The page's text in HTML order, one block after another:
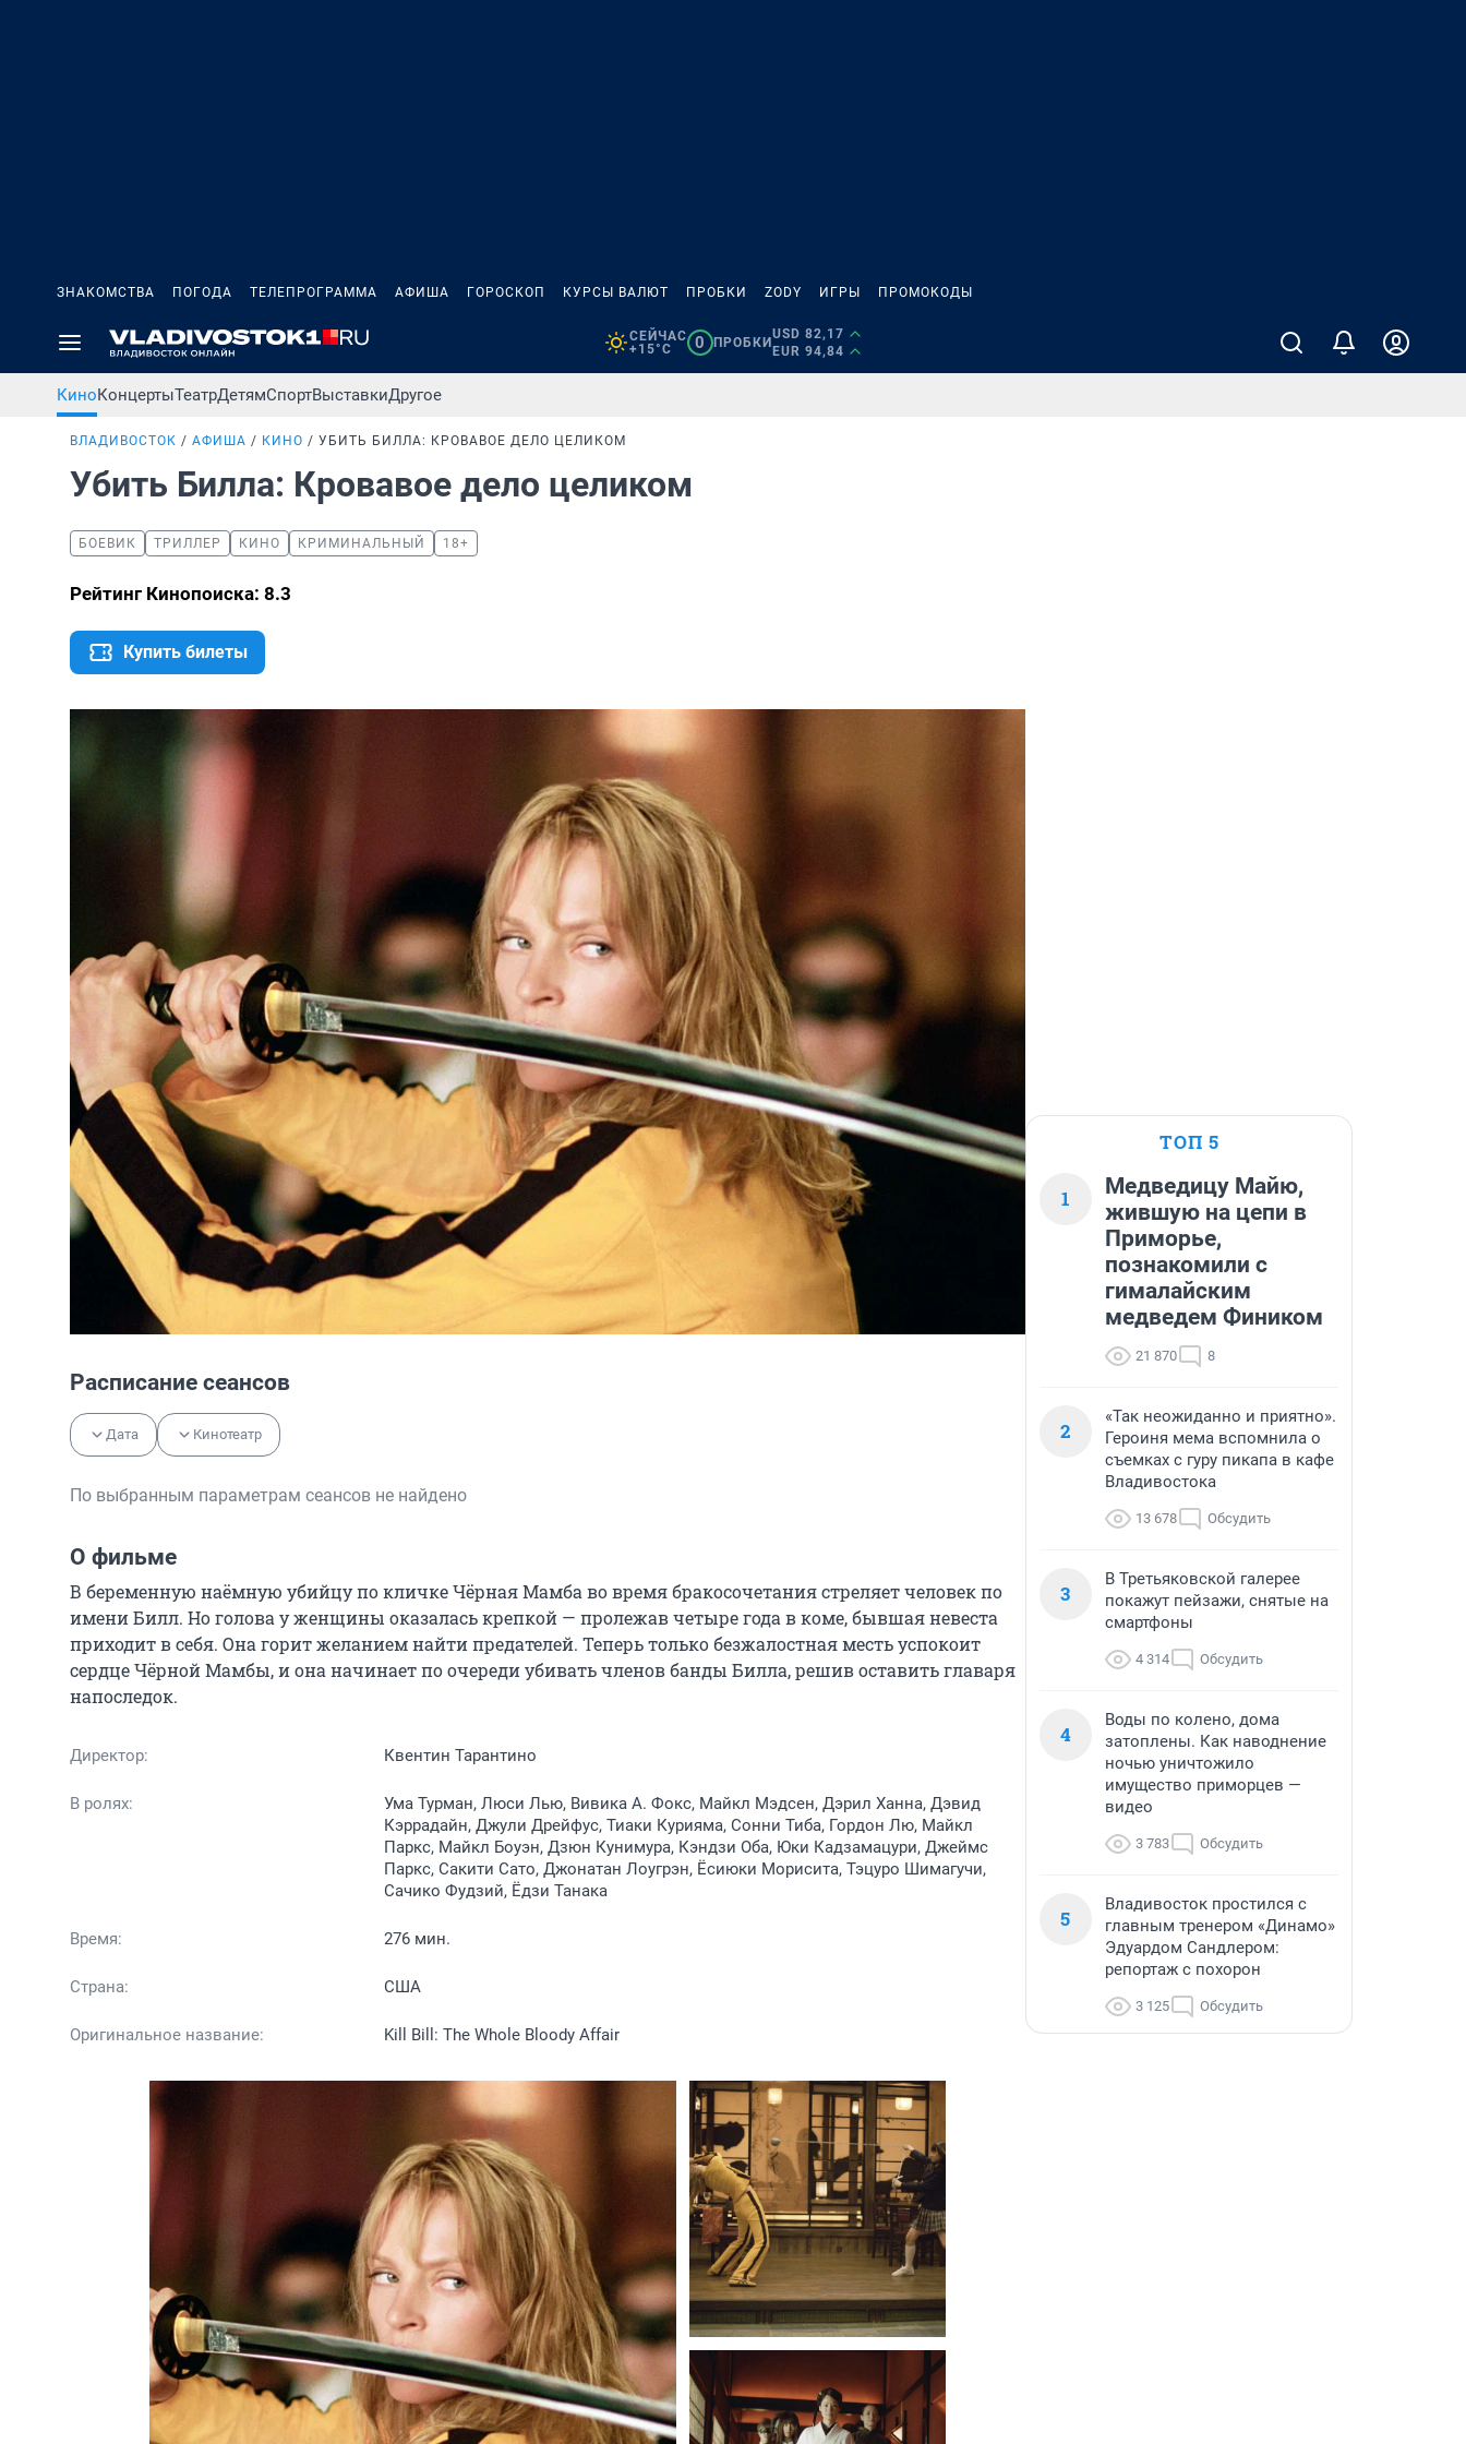
ЗНАКОМСТВА ПОГОДА ТЕЛЕПРОГРАММА АФИША ГОРОСКОП КУРСЫ ВАЛЮТ ПРОБКИ ZODY ИГРЫ ПРОМОКОДЫ
СЕЙЧАС
+15°C
0 ПРОБКИ
USD 82,17
EUR 94,84
КиноКонцертыТеатрДетямСпортВыставкиДругое
ВЛАДИВОСТОК АФИША КИНО УБИТЬ БИЛЛА: КРОВАВОЕ ДЕЛО ЦЕЛИКОМ
Убить Билла: Кровавое дело целиком
БОЕВИК ТРИЛЛЕР КИНО КРИМИНАЛЬНЫЙ 18+
Рейтинг Кинопоиска: 8.3
Купить билеты
Расписание сеансов
Дата Кинотеатр
По выбранным параметрам сеансов не найдено
О фильме
В беременную наёмную убийцу по кличке Чёрная Мамба во время бракосочетания стреляет человек по
имени Билл. Но голова у женщины оказалась крепкой — пролежав четыре года в коме, бывшая невеста
приходит в себя. Она горит желанием найти предателей. Теперь только безжалостная месть успокоит
сердце Чёрной Мамбы, и она начинает по очереди убивать членов банды Билла, решив оставить главаря
напоследок.
Директор: Квентин Тарантино
В ролях:
Ума Турман, Люси Лью, Вивика А. Фокс, Майкл Мэдсен, Дэрил Ханна, Дэвид
Кэррадайн, Джули Дрейфус, Тиаки Курияма, Сонни Тиба, Гордон Лю, Майкл
Паркс, Майкл Боуэн, Дзюн Кунимура, Кэндзи Оба, Юки Кадзамацури, Джеймс
Паркс, Сакити Сато, Джонатан Лоугрэн, Ёсиюки Морисита, Тэцуро Шимагучи,
Сачико Фудзий, Ёдзи Танака
Время: 276 мин.
Страна: США
Оригинальное название: Kill Bill: The Whole Bloody Affair
ТОП 5
1
Медведицу Майю,
жившую на цепи в
Приморье,
познакомили с
гималайским
медведем Фиником
21 870 8
2
«Так неожиданно и приятно».
Героиня мема вспомнила о
съемках с гуру пикапа в кафе
Владивостока
13 678 Обсудить
3
В Третьяковской галерее
покажут пейзажи, снятые на
смартфоны
4 314 Обсудить
4
Воды по колено, дома
затоплены. Как наводнение
ночью уничтожило
имущество приморцев —
видео
3 783 Обсудить
5
Владивосток простился с
главным тренером «Динамо»
Эдуардом Сандлером:
репортаж с похорон
3 125 Обсудить